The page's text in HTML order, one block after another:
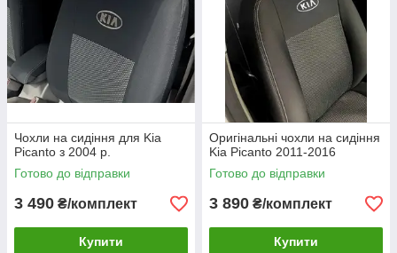
Чохли на сидіння для Kia
Picanto з 2004 р.
Готово до відправки
3 490 ₴/комплект
Купити
Оригінальні чохли на сидіння
Kia Picanto 2011-2016
Готово до відправки
3 890 ₴/комплект
Купити